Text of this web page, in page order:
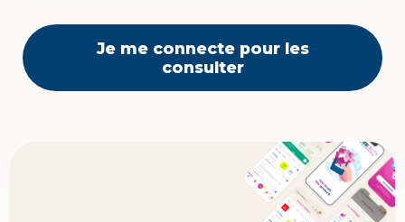
Je me connecte pour les
consulter